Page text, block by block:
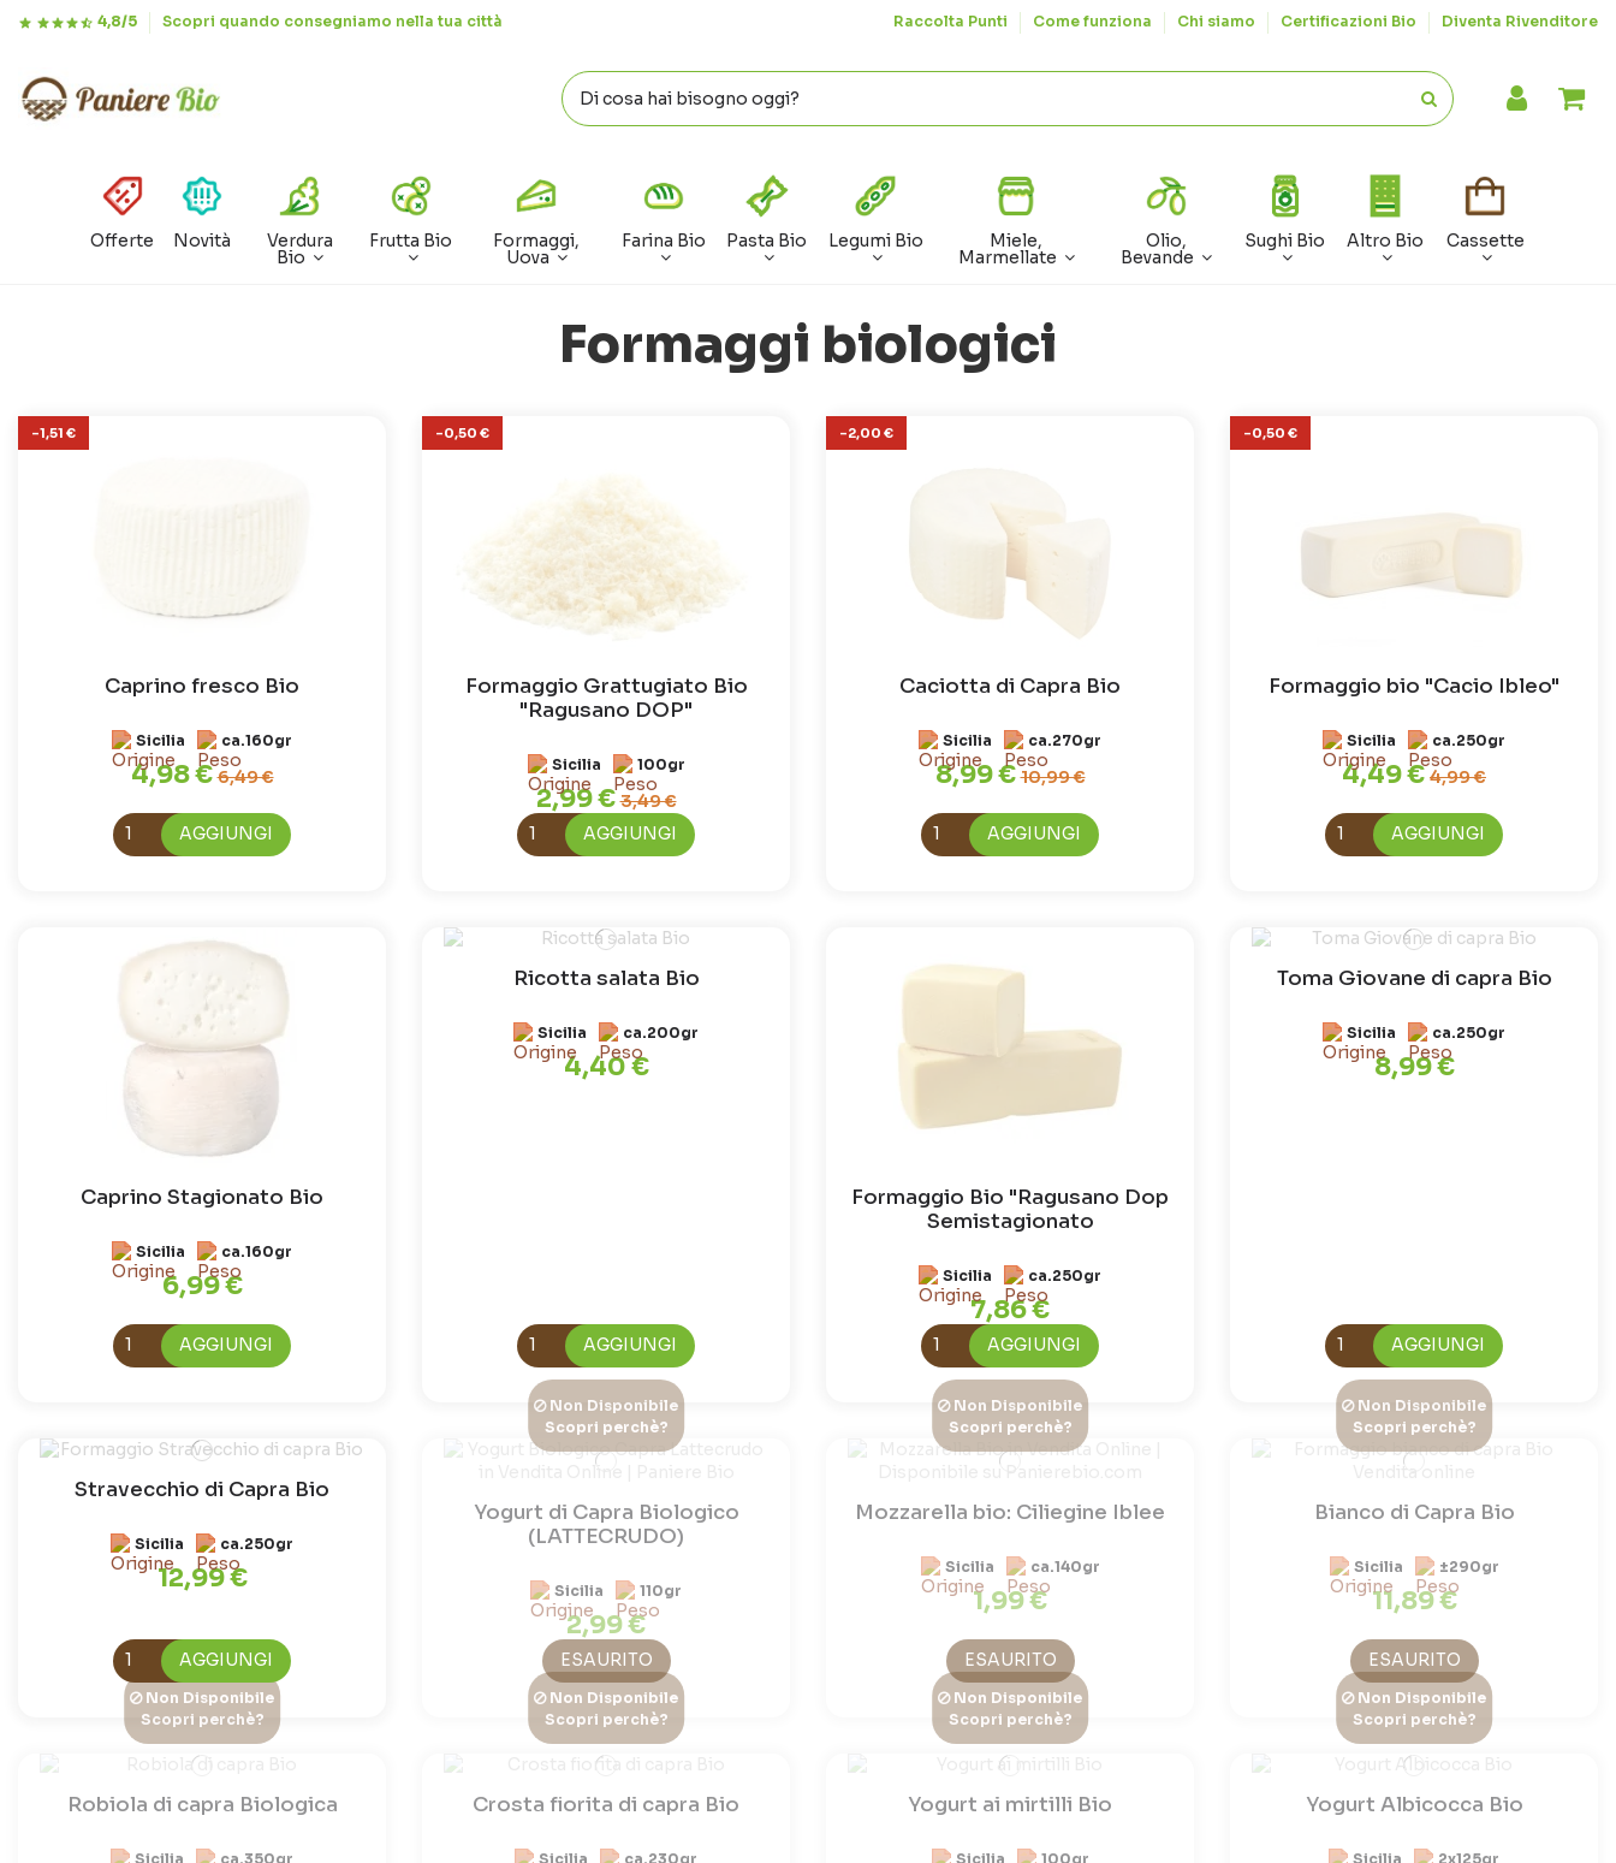
4,8/5 Scopri quando consegniamo nella tua città Raccolta Punti Come funziona Chi siamo Certificazioni Bio Diventa Rivenditore
Offerte Novità Verdura
Bio
Frutta Bio Formaggi,
Uova
Farina Bio Pasta Bio Legumi Bio Miele,
Marmellate
Olio,
Bevande
Sughi Bio Altro Bio Cassette
Formaggi biologici
-1,51 €
Caprino fresco Bio
Sicilia ca.160gr
4,98 €6,49 €
AGGIUNGI
-0,50 €
Formaggio Grattugiato Bio
"Ragusano DOP"
Sicilia 100gr
2,99 €3,49 €
AGGIUNGI
-2,00 €
Caciotta di Capra Bio
Sicilia ca.270gr
8,99 €10,99 €
AGGIUNGI
-0,50 €
Formaggio bio "Cacio Ibleo"
Sicilia ca.250gr
4,49 €4,99 €
AGGIUNGI
Caprino Stagionato Bio
Sicilia ca.160gr
6,99 €
AGGIUNGI
Ricotta salata Bio
Sicilia ca.200gr
4,40 €
AGGIUNGI
Formaggio Bio "Ragusano Dop
Semistagionato
Sicilia ca.250gr
7,86 €
AGGIUNGI
Toma Giovane di capra Bio
Sicilia ca.250gr
8,99 €
AGGIUNGI
Stravecchio di Capra Bio
Sicilia ca.250gr
12,99 €
AGGIUNGI
Non Disponibile
Scopri perchè?
Yogurt di Capra Biologico
(LATTECRUDO)
Sicilia 110gr
2,99 €
ESAURITO
Non Disponibile
Scopri perchè?
Mozzarella bio: Ciliegine Iblee
Sicilia ca.140gr
1,99 €
ESAURITO
Non Disponibile
Scopri perchè?
Bianco di Capra Bio
Sicilia ±290gr
11,89 €
ESAURITO
Non Disponibile
Scopri perchè?
Robiola di capra Biologica
Sicilia ca.350gr
Non Disponibile
Scopri perchè?
Crosta fiorita di capra Bio
Sicilia ca.230gr
Non Disponibile
Scopri perchè?
Yogurt ai mirtilli Bio
Sicilia 100gr
Non Disponibile
Scopri perchè?
Yogurt Albicocca Bio
Sicilia 2x125gr